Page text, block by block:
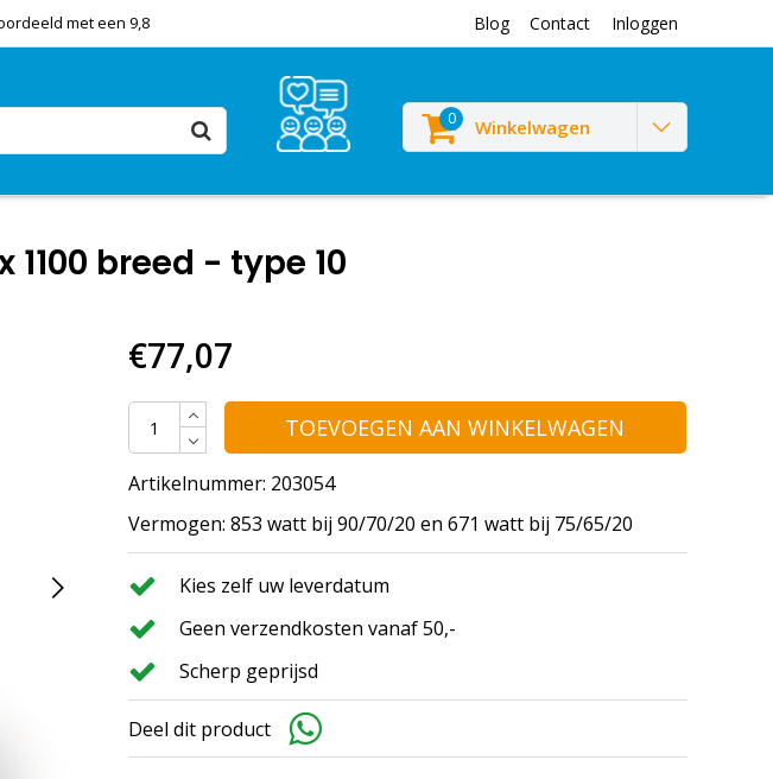
met een 9,8 Blog Contact Inloggen
0 Winkelwagen
breed - type 10
€77,07
TOEVOEGEN AAN WINKELWAGEN
Artikelnummer: 203054
Vermogen: 853 watt bij 90/70/20 en 671 watt bij 75/65/20
Kies zelf uw leverdatum
Geen verzendkosten vanaf 50,-
Scherp geprijsd
Deel dit product